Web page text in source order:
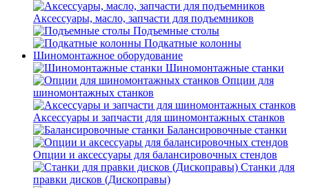
Аксессуары, масло, запчасти для подъемников
Подъемные столы
Подкатные колонны
Шиномонтажное оборудование
Шиномонтажные станки
Опции для
шиномонтажных станков
Аксессуары и запчасти для шиномонтажных станков
Балансировочные станки
Опции и аксессуары для балансировочных стендов
Станки для
правки дисков (Дископравы)